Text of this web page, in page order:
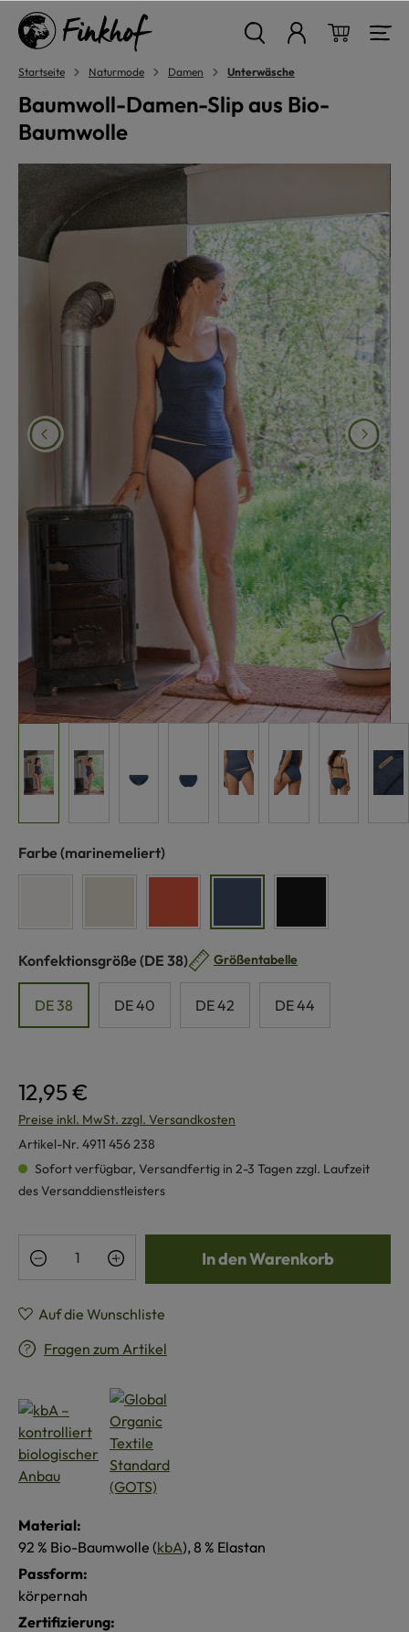
springen
Startseite Naturmode Damen Unterwäsche
Baumwoll-Damen-Slip aus Bio-
Baumwolle
Bildergalerie überspringen
Farbe auswählen
(marinemeliert)
Konfektionsgröße auswählen
(DE 38) Größentabelle
DE 38 DE 40 DE 42 DE 44
12,95 €
Preise inkl. MwSt. zzgl. Versandkosten
Artikel-Nr. 4911 456 238
Sofort verfügbar, Versandfertig in 2-3 Tagen zzgl. Laufzeit
des Versanddienstleisters
Produkt Anzahl: Gib den gewünschten
In den Warenkorb
Auf die Wunschliste
Fragen zum Artikel
Material:
92 % Bio-Baumwolle (kbA), 8 % Elastan
Passform:
körpernah
Zertifizierung: